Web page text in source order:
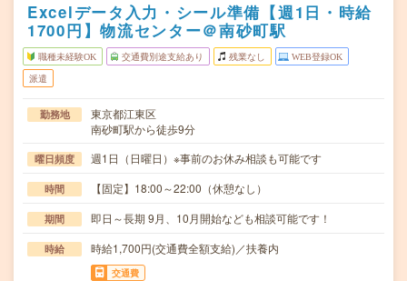
Excelデータ入力・シール準備【週1日・時給
1700円】物流センター＠南砂町駅
職種未経験OK 交通費別途支給あり 残業なし WEB登録OK
派遣
勤務地
東京都江東区
南砂町駅から徒歩9分
曜日頻度 週1日（日曜日）※事前のお休み相談も可能です
時間 【固定】18:00～22:00（休憩なし）
期間 即日～長期 9月、10月開始なども相談可能です！
時給 時給1,700円(交通費全額支給)／扶養内
交通費